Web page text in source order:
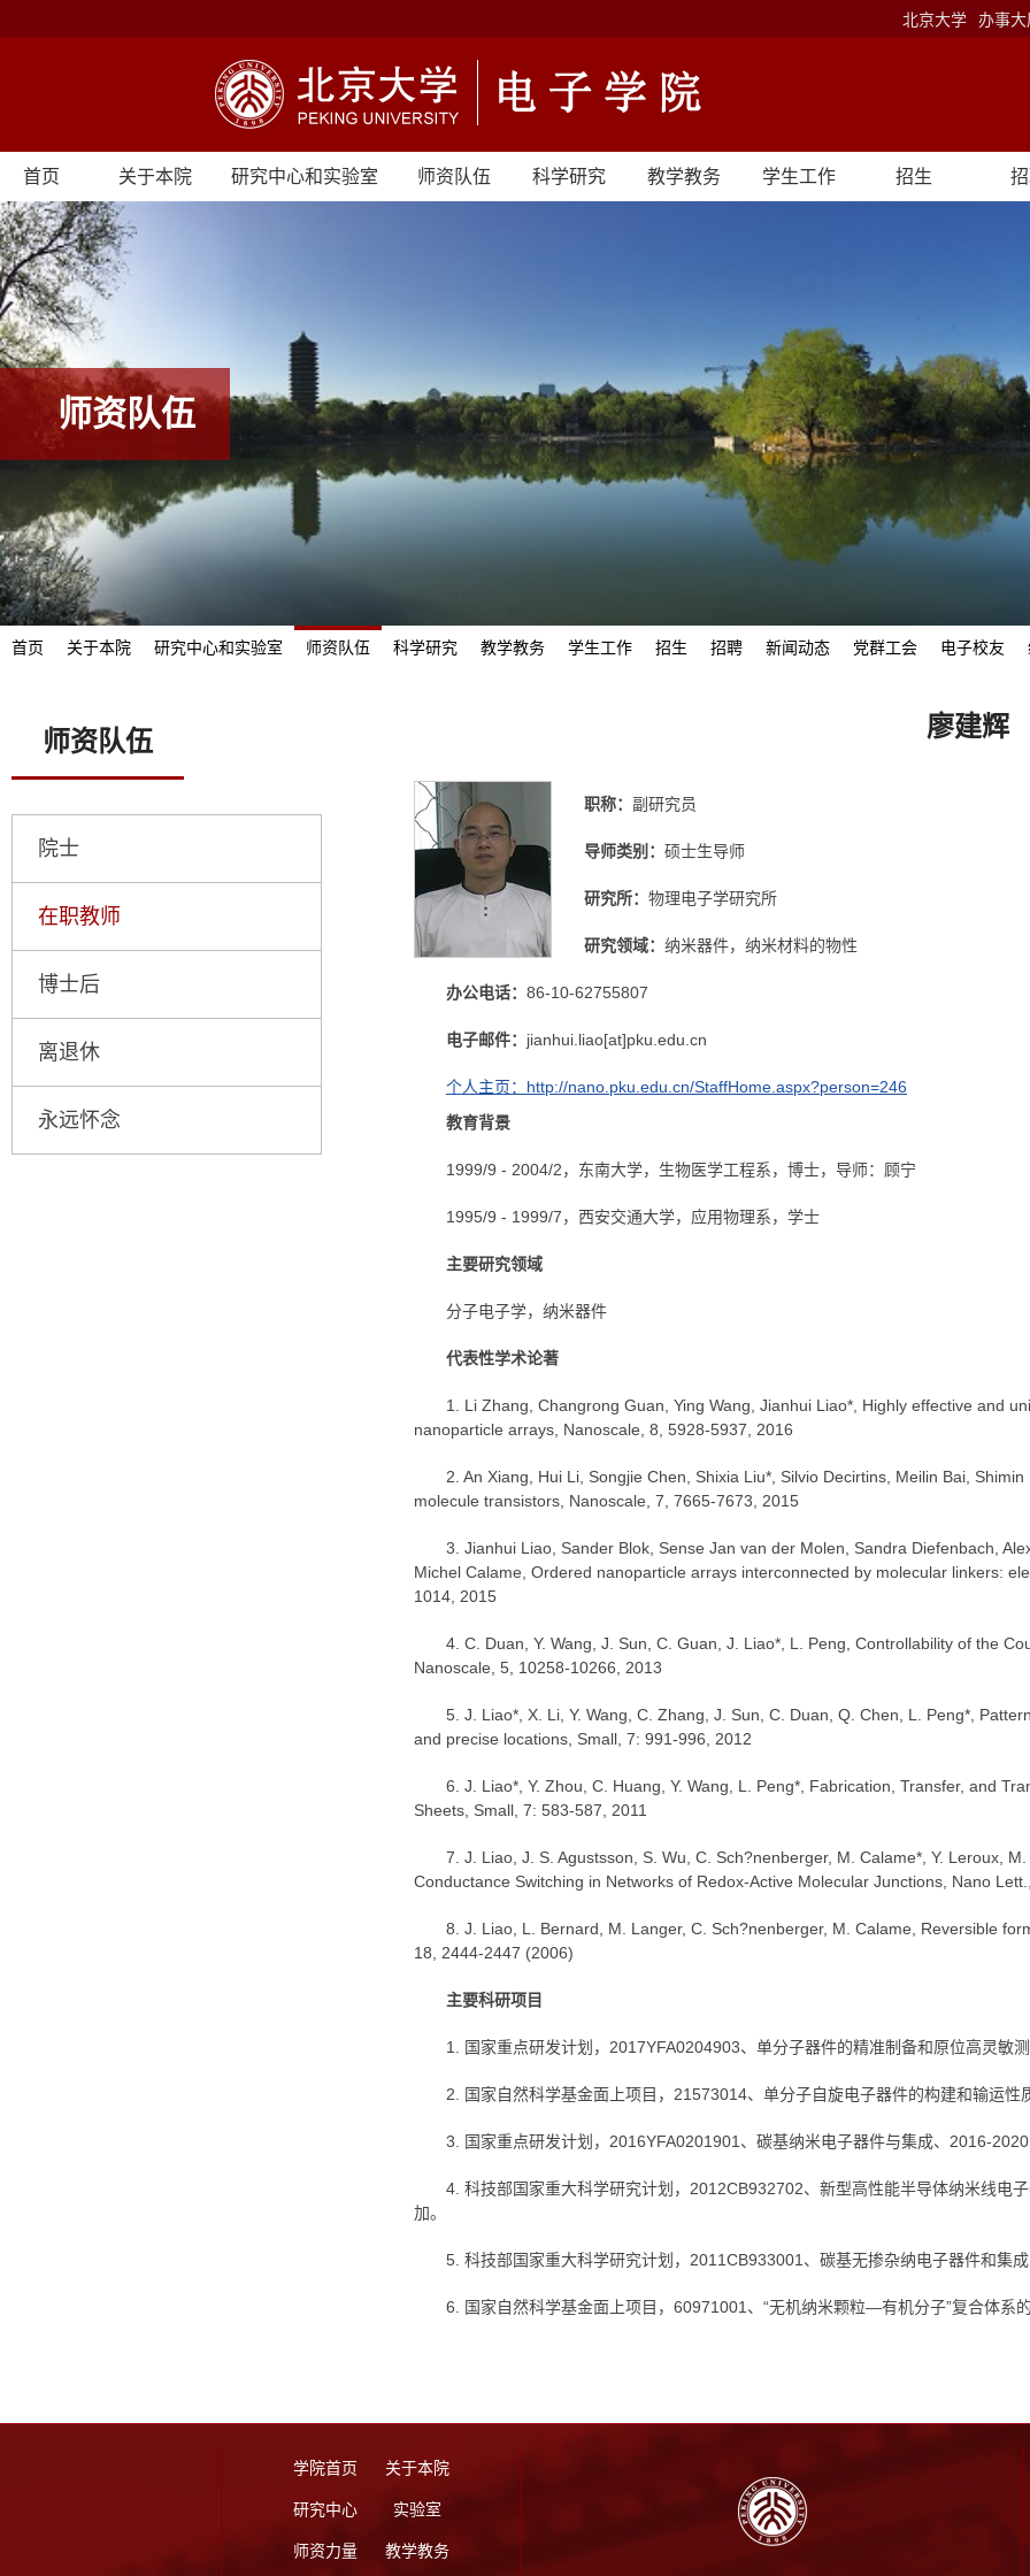
北京大学 办事大
首页 关于本院 研究中心和实验室 师资队伍 科学研究 教学教务 学生工作 招生
师资队伍
首页 关于本院 研究中心和实验室 师资队伍 科学研究 教学教务 学生工作 招生 招聘 新闻动态 党群工会 电子校友
师资队伍
院士
在职教师
博士后
离退休
永远怀念
廖建辉
职称： 副研究员
导师类别： 硕士生导师
研究所： 物理电子学研究所
研究领域： 纳米器件，纳米材料的物性
办公电话： 86-10-62755807
电子邮件： jianhui.liao[at]pku.edu.cn
个人主页：http://nano.pku.edu.cn/StaffHome.aspx?person=246
教育背景
1999/9 - 2004/2，东南大学，生物医学工程系，博士，导师：顾宁
1995/9 - 1999/7，西安交通大学，应用物理系，学士
主要研究领域
分子电子学，纳米器件
代表性学术论著
1. Li Zhang, Changrong Guan, Ying Wang, Jianhui Liao*, Highly effective and
nanoparticle arrays, Nanoscale, 8, 5928-5937, 2016
2. An Xiang, Hui Li, Songjie Chen, Shixia Liu*, Silvio Decirtins, Meilin Bai,
molecule transistors, Nanoscale, 7, 7665-7673, 2015
3. Jianhui Liao, Sander Blok, Sense Jan van der Molen, Sandra Diefenbach,
Michel Calame, Ordered nanoparticle arrays interconnected by molecular linkers:
1014, 2015
4. C. Duan, Y. Wang, J. Sun, C. Guan, J. Liao*, L. Peng, Controllability of the
Nanoscale, 5, 10258-10266, 2013
5. J. Liao*, X. Li, Y. Wang, C. Zhang, J. Sun, C. Duan, Q. Chen, L. Peng*,
and precise locations, Small, 7: 991-996, 2012
6. J. Liao*, Y. Zhou, C. Huang, Y. Wang, L. Peng*, Fabrication, Transfer, and
Sheets, Small, 7: 583-587, 2011
7. J. Liao, J. S. Agustsson, S. Wu, C. Sch?nenberger, M. Calame*, Y. Leroux,
Conductance Switching in Networks of Redox-Active Molecular Junctions, Nano
8. J. Liao, L. Bernard, M. Langer, C. Sch?nenberger, M. Calame, Reversible
18, 2444-2447 (2006)
主要科研项目
1. 国家重点研发计划，2017YFA0204903、单分子器件的精准制备和原位高灵敏
2. 国家自然科学基金面上项目，21573014、单分子自旋电子器件的构建和输运
3. 国家重点研发计划，2016YFA0201901、碳基纳米电子器件与集成、2016-
4. 科技部国家重大科学研究计划，2012CB932702、新型高性能半导体纳米线电
加。
5. 科技部国家重大科学研究计划，2011CB933001、碳基无掺杂纳电子器件和集
6. 国家自然科学基金面上项目，60971001、“无机纳米颗粒—有机分子”复合体
学院首页 关于本院
研究中心 实验室
师资力量 教学教务